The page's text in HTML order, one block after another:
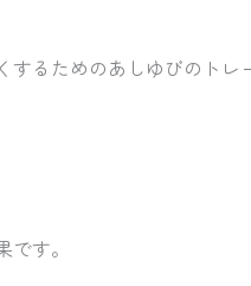
るためのあしゆびのトレ
す。